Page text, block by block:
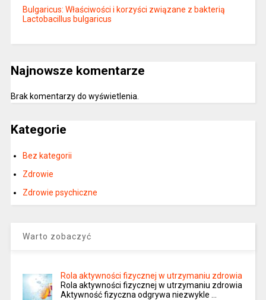
Bulgaricus: Właściwości i korzyści związane z bakterią
Lactobacillus bulgaricus
Najnowsze komentarze
Brak komentarzy do wyświetlenia.
Kategorie
Bez kategorii
Zdrowie
Zdrowie psychiczne
Warto zobaczyć
Rola aktywności fizycznej w utrzymaniu zdrowia
Rola aktywności fizycznej w utrzymaniu zdrowia
Aktywność fizyczna odgrywa niezwykle …